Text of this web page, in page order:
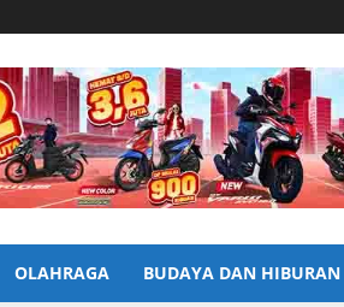
OLAHRAGA BUDAYA DAN HIBURAN